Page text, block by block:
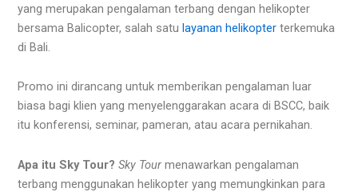
yang merupakan pengalaman terbang dengan helikopter
bersama Balicopter, salah satulayanan helikopter terkemuka
di Bali.
Promo ini dirancang untuk memberikan pengalaman luar
biasa bagi klien yang menyelenggarakan acara di BSCC, baik
itu konferensi, seminar, pameran, atau acara pernikahan.
Apa itu Sky Tour? Sky Tour menawarkan pengalaman
terbang menggunakan helikopter yang memungkinkan para